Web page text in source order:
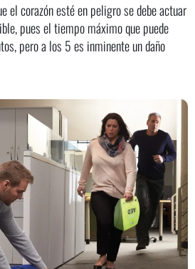
el corazón esté en peligro se debe actuar
pues el tiempo máximo que puede
pero a los 5 es inminente un daño